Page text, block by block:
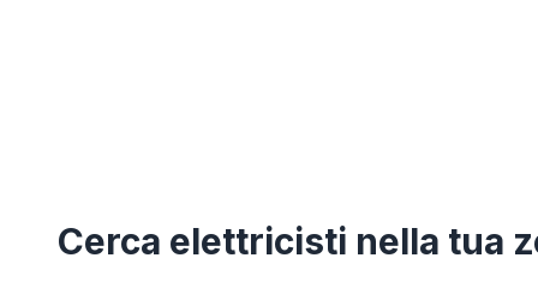
Cerca elettricisti nella tua